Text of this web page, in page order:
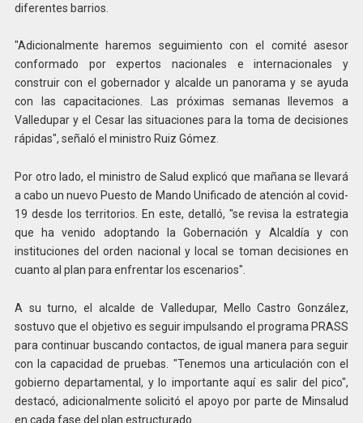
diferentes barrios.
"Adicionalmente haremos seguimiento con el comité asesor
conformado por expertos nacionales e internacionales y
construir con el gobernador y alcalde un panorama y se ayuda
con las capacitaciones. Las próximas semanas llevemos a
Valledupar y el Cesar las situaciones para la toma de decisiones
rápidas", señaló el ministro Ruiz Gómez.
Por otro lado, el ministro de Salud explicó que mañana se llevará
a cabo un nuevo Puesto de Mando Unificado de atención al covid-
19 desde los territorios. En este, detalló, "se revisa la estrategia
que ha venido adoptando la Gobernación y Alcaldía y con
instituciones del orden nacional y local se toman decisiones en
cuanto al plan para enfrentar los escenarios".
A su turno, el alcalde de Valledupar, Mello Castro González,
sostuvo que el objetivo es seguir impulsando el programa PRASS
para continuar buscando contactos, de igual manera para seguir
con la capacidad de pruebas. "Tenemos una articulación con el
gobierno departamental, y lo importante aquí es salir del pico",
destacó, adicionalmente solicitó el apoyo por parte de Minsalud
en cada fase del plan estructurado.